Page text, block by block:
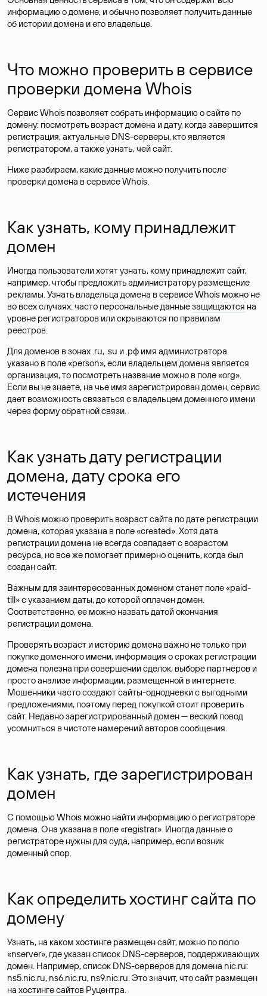
информацию о домене, и обычно позволяет получить данные
об истории домена и его владельце.
Что можно проверить в сервисе
проверки домена Whois
Сервис Whois позволяет собрать информацию о сайте по
домену: посмотреть возраст домена и дату, когда завершится
регистрация, актуальные DNS-серверы, кто является
регистратором, а также узнать, чей сайт.
Ниже разбираем, какие данные можно получить после
проверки домена в сервисе Whois.
Как узнать, кому принадлежит
домен
Иногда пользователи хотят узнать, кому принадлежит сайт,
например, чтобы предложить администратору размещение
рекламы. Узнать владельца домена в сервисе Whois можно не
во всех случаях: часто персональные данныезащищаются на
уровне регистраторов или скрываются по правилам
реестров.
Для доменов в зонах .ru, .su и .рф имя администратора
указано в поле «person», если владельцем домена является
организация, то посмотреть название можно в поле «org».
Если вы не знаете, на чье имя зарегистрирован домен, сервис
дает возможность связаться с владельцем доменного имени
через форму обратной связи.
Как узнать дату регистрации
домена, дату срока его
истечения
В Whois можно проверить возраст сайта по дате регистрации
домена, которая указана в поле «created». Хотя дата
регистрации домена не всегда совпадает с возрастом
ресурса, но все же помогает примерно оценить, когда был
создан сайт.
Важным для заинтересованных доменом станет поле «paid-
till» с указанием даты, до которой оплачен домен.
Соответственно, ее можно назвать датой окончания
регистрации домена.
Проверять возраст и историю домена важно не только при
покупке доменного имени, информация о сроках регистрации
домена полезна при совершении сделок, выборе партнеров и
просто анализе информации, размещенной в интернете.
Мошенники часто создают сайты-однодневки с выгодными
предложениями, поэтому перед покупкой стоит проверить
сайт. Недавно зарегистрированный домен — веский повод
усомниться в чистоте намерений авторов сообщения.
Как узнать, где зарегистрирован
домен
С помощью Whois можно найти информацию о регистраторе
домена. Она указана в поле «registrar». Иногда данные о
регистраторе нужны для суда, например, если возник
доменный спор.
Как определить хостинг сайта по
домену
Узнать, на каком хостинге размещен сайт, можно по полю
«nserver», где указан список DNS-серверов, поддерживающих
домен. Например, список DNS-серверов для домена nic.ru:
ns5.nic.ru, ns6.nic.ru, ns9.nic.ru. Это значит, что сайт размещен
на хостинге сайтов Руцентра.